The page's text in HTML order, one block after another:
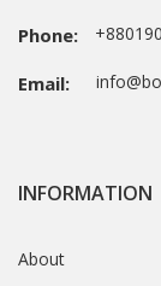
Phone:
Email:
INFORMATION
About